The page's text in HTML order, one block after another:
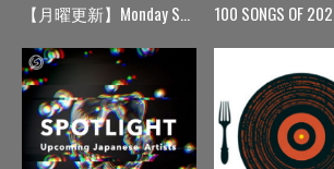
【月曜更新】Monday Spin 100 SONGS OF